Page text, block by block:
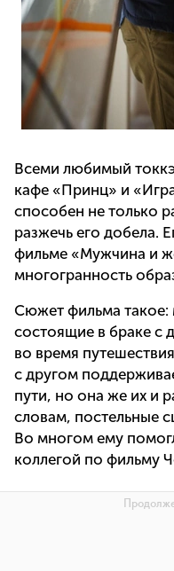
Всеми любимый
кафе «Принц» и
способен не только
разжечь его добела.
фильме «Мужчина и
многогранность
Сюжет фильма
состоящие в браке с
во время
с другом
пути, но она же их и
словам, постельные
Во многом ему
коллегой по фильму